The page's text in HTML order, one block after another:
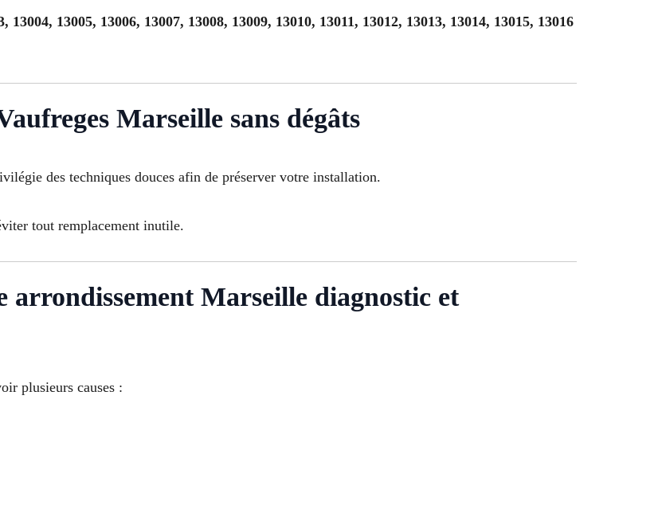
13004, 13005, 13006, 13007, 13008, 13009, 13010, 13011, 13012, 13013, 13014, 13015, 13016
Marseille sans dégâts
des techniques douces afin de préserver votre installation.
tout remplacement inutile.
arrondissement Marseille diagnostic et
plusieurs causes :